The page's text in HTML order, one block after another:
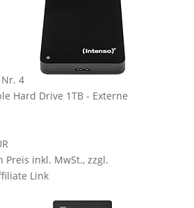
4
Hard Drive 1TB - Externe
Preis inkl. MwSt., zzgl.
Link